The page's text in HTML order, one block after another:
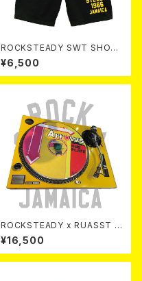
ROCKSTEADY SWT SHOR
T PANTS
¥6,500
ROCKSTEADY x RUASST T
URN TABLE COVER
¥16,500